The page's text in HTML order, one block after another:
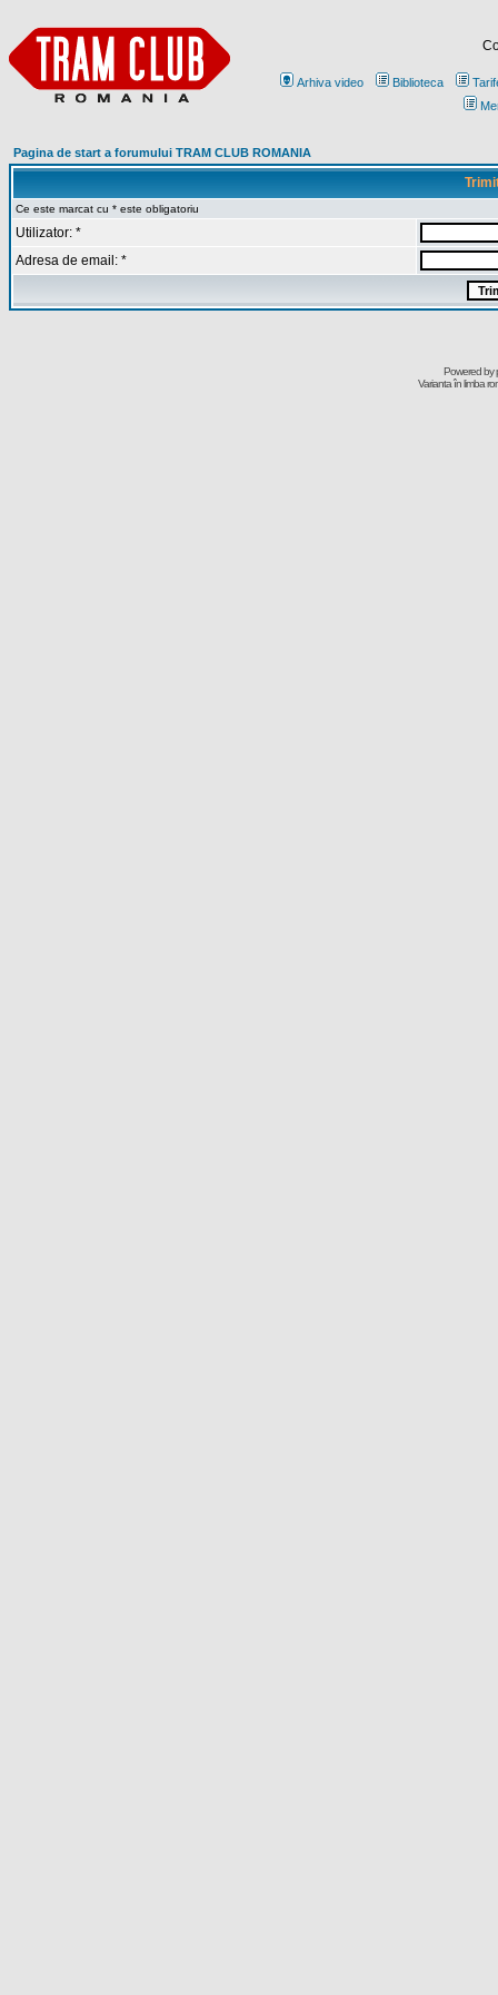
Arhiva video Biblioteca
Pagina de start a forumului TRAM CLUB ROMANIA
Ce este marcat cu * este obligatoriu
Utilizator: *
Adresa de email: *
Powered by
Varianta în limba